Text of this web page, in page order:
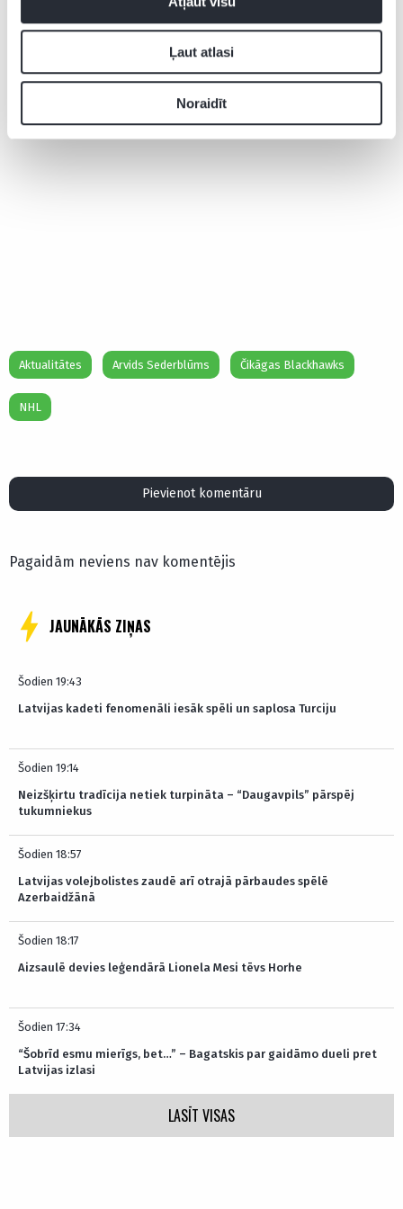
Ļaut atlasi
Noraidīt
Aktualitātes Arvids Sederblūms Čikāgas Blackhawks
NHL
Pievienot komentāru
Pagaidām neviens nav komentējis
JAUNĀKĀS ZIŅAS
Šodien 19:43
Latvijas kadeti fenomenāli iesāk spēli un saplosa Turciju
Šodien 19:14
Neizšķirtu tradīcija netiek turpināta – “Daugavpils” pārspēj
tukumniekus
Šodien 18:57
Latvijas volejbolistes zaudē arī otrajā pārbaudes spēlē
Azerbaidžānā
Šodien 18:17
Aizsaulē devies leģendārā Lionela Mesi tēvs Horhe
Šodien 17:34
“Šobrīd esmu mierīgs, bet…” – Bagatskis par gaidāmo dueli pret
Latvijas izlasi
LASĪT VISAS